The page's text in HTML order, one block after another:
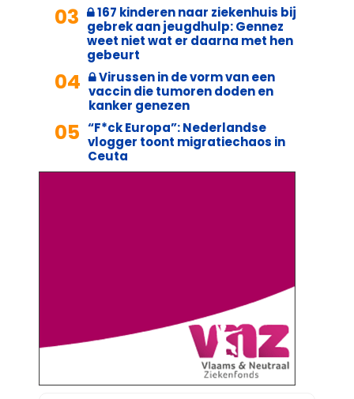
03
167 kinderen naar ziekenhuis bij
gebrek aan jeugdhulp: Gennez
weet niet wat er daarna met hen
gebeurt
04
Virussen in de vorm van een
vaccin die tumoren doden en
kanker genezen
05 “F*ck Europa”: Nederlandse
vlogger toont migratiechaos in
Ceuta